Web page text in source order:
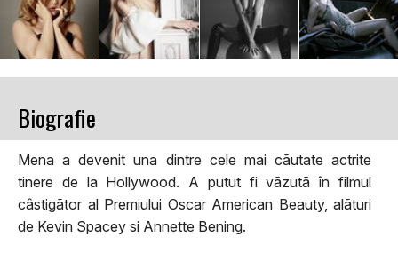
Biografie
Mena a devenit una dintre cele mai cãutate actrite
tinere de la Hollywood. A putut fi vãzutã în filmul
câstigãtor al Premiului Oscar American Beauty, alãturi
de Kevin Spacey si Annette Bening.